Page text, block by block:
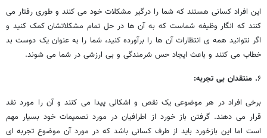
این افراد کسانی هستند که شما را درگیر مشکلات خود می ‎کنند و طوری رفتار می
‎کنند که انگار وظیفه شماست که به آن ها در حل تمام مشکلاتشان کمک کنید و
اگر نتوانید همه ی انتظارات آن ها را برآورده کنید، شما را به عنوان یک دوست بد
خطاب می ‎کنند و باعث ایجاد حس شرمندگی و بی ارزشی در شما می ‎شوند.
۶. منتقدان بی تجربه:
برخی افراد در هر موضوعی یک نقص و اشکالی پیدا می ‎کنند و آن را مورد نقد
قرار می ‎دهند. گرفتن باز خورد از اطرافیان در مورد تصمیمات خود بسیار مهم
است اما این بازخورد باید از طرف کسانی باشد که در مورد آن موضوع تجربه ای